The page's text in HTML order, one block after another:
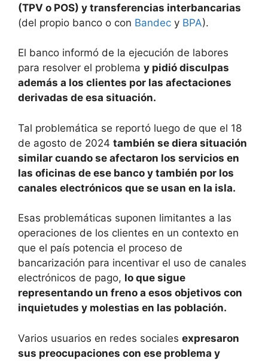
(TPV o POS) y transferencias interbancarias
(del propio banco o con Bandec y BPA).
El banco informó de la ejecución de labores
para resolver el problema y pidió disculpas
además a los clientes por las afectaciones
derivadas de esa situación.
Tal problemática se reportó luego de que el 18
de agosto de 2024 también se diera situación
similar cuando se afectaron los servicios en
las oficinas de ese banco y también por los
canales electrónicos que se usan en la isla.
Esas problemáticas suponen limitantes a las
operaciones de los clientes en un contexto en
que el país potencia el proceso de
bancarización para incentivar el uso de canales
electrónicos de pago, lo que sigue
representando un freno a esos objetivos con
inquietudes y molestias en las población.
Varios usuarios en redes sociales expresaron
sus preocupaciones con ese problema y